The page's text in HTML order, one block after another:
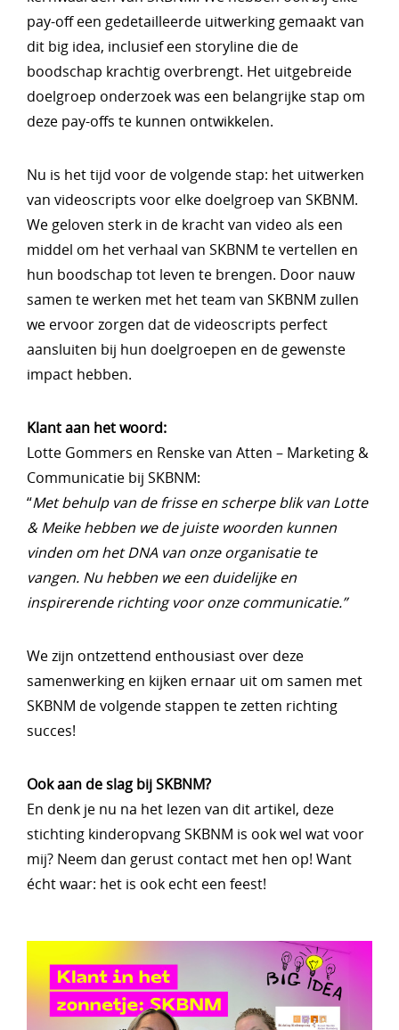
pay-off een gedetailleerde uitwerking gemaakt van
dit big idea, inclusief een storyline die de
boodschap krachtig overbrengt. Het uitgebreide
doelgroep onderzoek was een belangrijke stap om
deze pay-offs te kunnen ontwikkelen.
Nu is het tijd voor de volgende stap: het uitwerken
van videoscripts voor elke doelgroep van SKBNM.
We geloven sterk in de kracht van video als een
middel om het verhaal van SKBNM te vertellen en
hun boodschap tot leven te brengen. Door nauw
samen te werken met het team van SKBNM zullen
we ervoor zorgen dat de videoscripts perfect
aansluiten bij hun doelgroepen en de gewenste
impact hebben.
Klant aan het woord:
Lotte Gommers en Renske van Atten – Marketing &
Communicatie bij SKBNM:
“Met behulp van de frisse en scherpe blik van Lotte
& Meike hebben we de juiste woorden kunnen
vinden om het DNA van onze organisatie te
vangen. Nu hebben we een duidelijke en
inspirerende richting voor onze communicatie.”
We zijn ontzettend enthousiast over deze
samenwerking en kijken ernaar uit om samen met
SKBNM de volgende stappen te zetten richting
succes!
Ook aan de slag bij SKBNM?
En denk je nu na het lezen van dit artikel, deze
stichting kinderopvang SKBNM is ook wel wat voor
mij? Neem dan gerust contact met hen op! Want
écht waar: het is ook echt een feest!